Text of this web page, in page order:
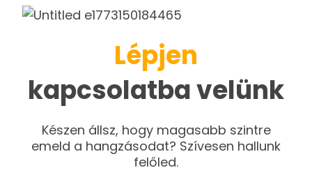
Lépjen
kapcsolatba velünk
Készen állsz, hogy magasabb szintre
emeld a hangzásodat? Szívesen hallunk
felőled.